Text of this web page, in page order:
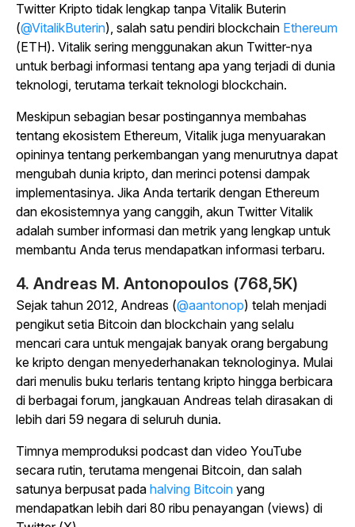
Twitter Kripto tidak lengkap tanpa Vitalik Buterin
(@VitalikButerin), salah satu pendiri blockchain Ethereum
(ETH). Vitalik sering menggunakan akun Twitter-nya
untuk berbagi informasi tentang apa yang terjadi di dunia
teknologi, terutama terkait teknologi blockchain.
Meskipun sebagian besar postingannya membahas
tentang ekosistem Ethereum, Vitalik juga menyuarakan
opininya tentang perkembangan yang menurutnya dapat
mengubah dunia kripto, dan merinci potensi dampak
implementasinya. Jika Anda tertarik dengan Ethereum
dan ekosistemnya yang canggih, akun Twitter Vitalik
adalah sumber informasi dan metrik yang lengkap untuk
membantu Anda terus mendapatkan informasi terbaru.
4. Andreas M. Antonopoulos (768,5K)
Sejak tahun 2012, Andreas (@aantonop) telah menjadi
pengikut setia Bitcoin dan blockchain yang selalu
mencari cara untuk mengajak banyak orang bergabung
ke kripto dengan menyederhanakan teknologinya. Mulai
dari menulis buku terlaris tentang kripto hingga berbicara
di berbagai forum, jangkauan Andreas telah dirasakan di
lebih dari 59 negara di seluruh dunia.
Timnya memproduksi podcast dan video YouTube
secara rutin, terutama mengenai Bitcoin, dan salah
satunya berpusat pada halving Bitcoin yang
mendapatkan lebih dari 80 ribu penayangan (views) di